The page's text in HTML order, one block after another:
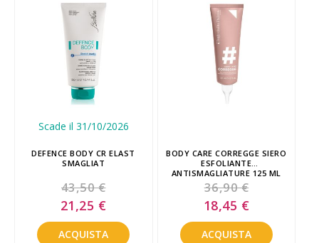
Scade il 31/10/2026
DEFENCE BODY CR ELAST
SMAGLIAT
43,50 €
Special
Price
21,25 €
ACQUISTA
BODY CARE CORREGGE SIERO
ESFOLIANTE
ANTISMAGLIATURE 125 ML
36,90 €
Special
Price
18,45 €
ACQUISTA